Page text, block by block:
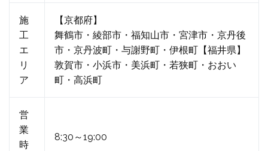
施
工
エ
リ
ア
【京都府】
舞鶴市・綾部市・福知山市・宮津市・京丹後
市・京丹波町・与謝野町・伊根町【福井県】
敦賀市・小浜市・美浜町・若狭町・おおい
町・高浜町
営
業
時
8:30～19:00